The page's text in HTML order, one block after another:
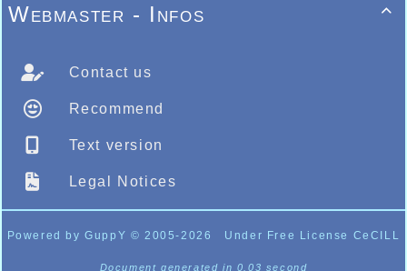

Webmaster - Infos
Contact us
Recommend
Text version
Legal Notices
Powered by GuppY © 2005-2026 Under Free License CeCILL
Document generated in 0.03 second